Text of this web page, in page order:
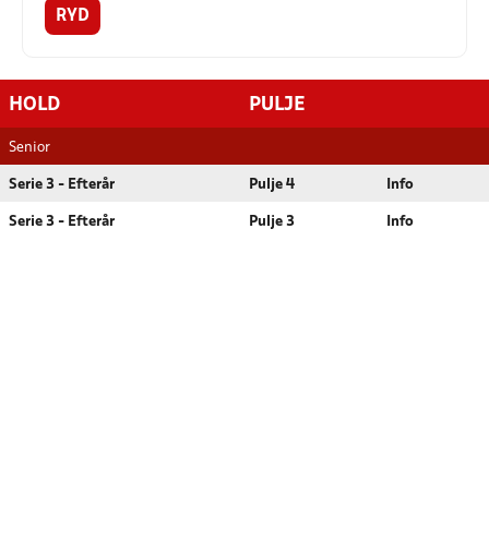
RYD
HOLD PULJE
Senior
Serie 3 - Efterår Pulje 4 Info
Serie 3 - Efterår Pulje 3 Info